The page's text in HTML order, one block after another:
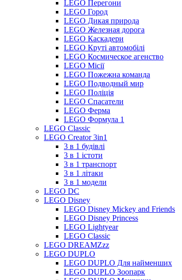
LEGO Перегони
LEGO Город
LEGO Дикая природа
LEGO Железная дорога
LEGO Каскадери
LEGO Круті автомобілі
LEGO Космическое агенство
LEGO Місії
LEGO Пожежна команда
LEGO Подводный мир
LEGO Поліція
LEGO Спасатели
LEGO Ферма
LEGO Формула 1
LEGO Classic
LEGO Creator 3in1
3 в 1 будівлі
3 в 1 істоти
3 в 1 транспорт
3 в 1 літаки
3 в 1 модели
LEGO DC
LEGO Disney
LEGO Disney Mickey and Friends
LEGO Disney Princess
LEGO Lightyear
LEGO Classic
LEGO DREAMZzz
LEGO DUPLO
LEGO DUPLO Для найменших
LEGO DUPLO Зоопарк